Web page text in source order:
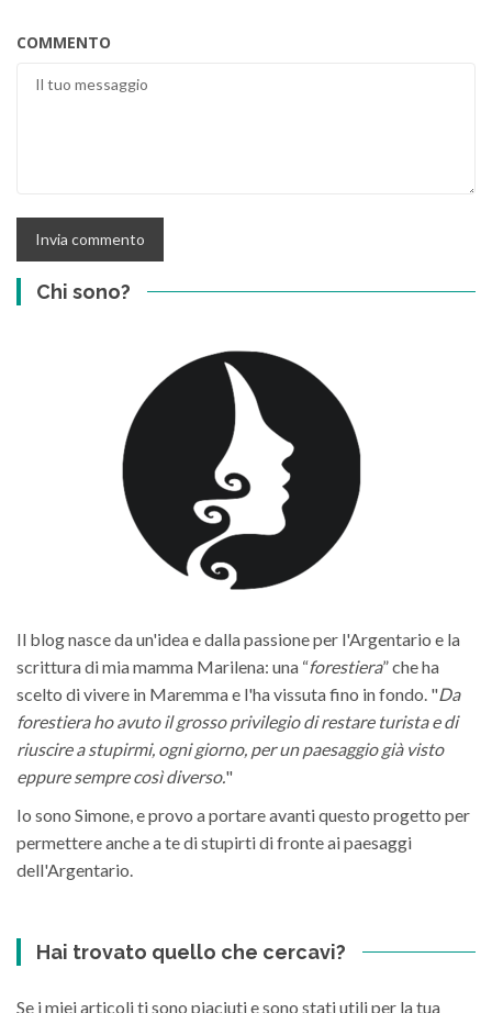
COMMENTO
Chi sono?
Il blog nasce da un'idea e dalla passione per l'Argentario e la
scrittura di mia mamma Marilena: una “forestiera” che ha
scelto di vivere in Maremma e l'ha vissuta fino in fondo. "Da
forestiera ho avuto il grosso privilegio di restare turista e di
riuscire a stupirmi, ogni giorno, per un paesaggio già visto
eppure sempre così diverso."
Io sono Simone, e provo a portare avanti questo progetto per
permettere anche a te di stupirti di fronte ai paesaggi
dell'Argentario.
Hai trovato quello che cercavi?
Se i miei articoli ti sono piaciuti e sono stati utili per la tua